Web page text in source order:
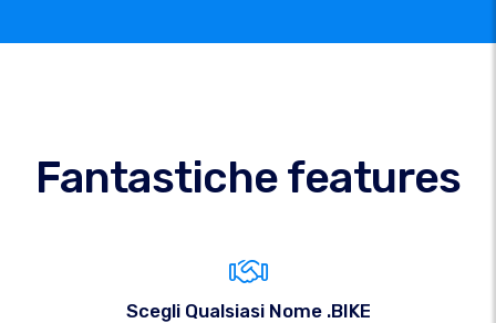
Fantastiche features
Scegli Qualsiasi Nome .BIKE